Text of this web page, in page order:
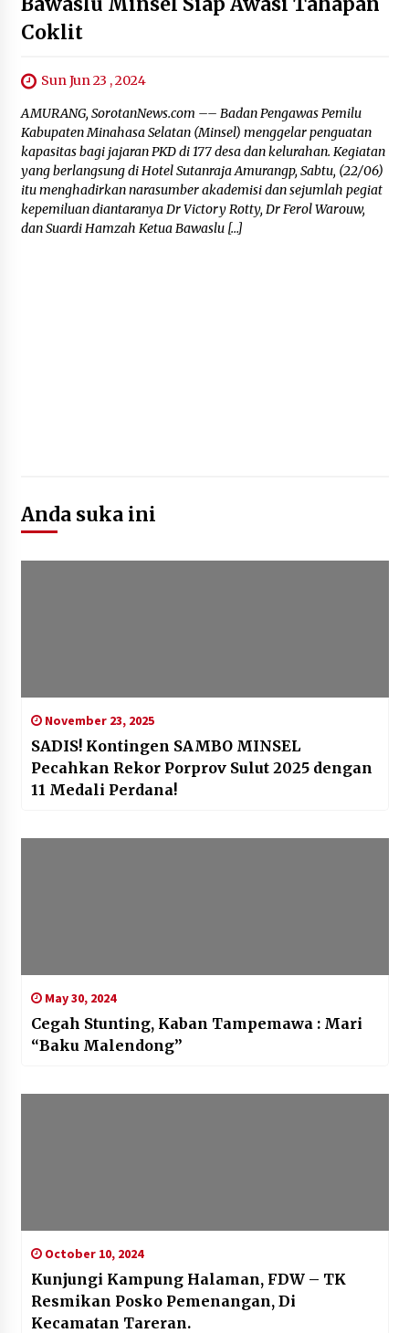
Coklit
Sun Jun 23 , 2024
AMURANG, SorotanNews.com –– Badan Pengawas Pemilu
Kabupaten Minahasa Selatan (Minsel) menggelar penguatan
kapasitas bagi jajaran PKD di 177 desa dan kelurahan. Kegiatan
yang berlangsung di Hotel Sutanraja Amurangp, Sabtu, (22/06)
itu menghadirkan narasumber akademisi dan sejumlah pegiat
kepemiluan diantaranya Dr Victory Rotty, Dr Ferol Warouw,
dan Suardi Hamzah Ketua Bawaslu […]
Anda suka ini
November 23, 2025
SADIS! Kontingen SAMBO MINSEL
Pecahkan Rekor Porprov Sulut 2025 dengan
11 Medali Perdana! ‎
May 30, 2024
Cegah Stunting, Kaban Tampemawa : Mari
“Baku Malendong”
October 10, 2024
Kunjungi Kampung Halaman, FDW – TK
Resmikan Posko Pemenangan, Di
Kecamatan Tareran.